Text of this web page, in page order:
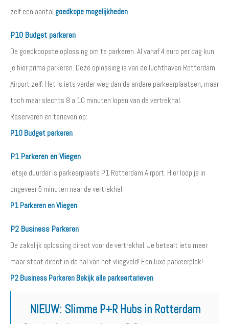
zelf een aantal goedkope mogelijkheden
P10 Budget parkeren
De goedkoopste oplossing om te parkeren. Al vanaf 4 euro per dag kun
je hier prima parkeren. Deze oplossing is van de luchthaven Rotterdam
Airport zelf. Het is iets verder weg dan de andere parkeerplaatsen, maar
toch maar slechts 8 a 10 minuten lopen van de vertrekhal.
Reserveren en tarieven op:
P10 Budget parkeren
P1 Parkeren en Vliegen
Ietsje duurder is parkeerplaats P1 Rotterdam Airport. Hier loop je in
ongeveer 5 minuten naar de vertrekhal
P1 Parkeren en Vliegen
P2 Business Parkeren
De zakelijk oplossing direct voor de vertrekhal. Je betaalt iets meer
maar staat direct in de hal van het vliegveld! Een luxe parkeerplek!
P2 Business Parkeren Bekijk alle parkeertarieven
NIEUW: Slimme P+R Hubs in Rotterdam